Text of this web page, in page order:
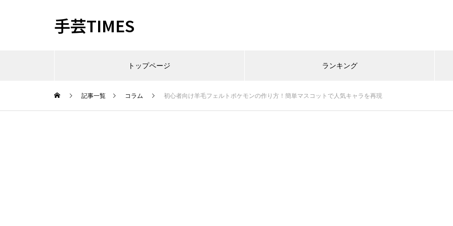
手芸TIMES
トップページ ランキング
記事一覧 コラム 初心者向け羊毛フェルトポケモンの作り方！簡単マスコットで人気キャラを再現